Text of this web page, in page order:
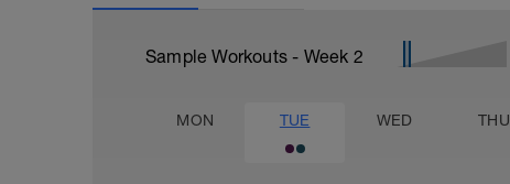
Sample Workouts - Week 2
MON TUE WED THU